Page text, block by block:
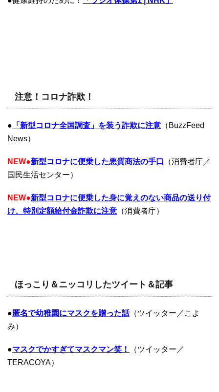
注意！コロナ詐欺！
● 「新型コロナ全国調査」を装う詐欺に注意 （BuzzFeed
News）
NEW●新型コロナに便乗した悪質商法の手口
（消費者庁／
国民生活センター）
NEW●新型コロナに便乗した身に覚えのない商品の送り付
け、特別定額給付金詐欺に注意 （消費者庁）
ほっこり＆ニッコリしたツイート＆記事
●匿名で幼稚園にマスクを贈った話（ツイッター／こよ
み）
●マスクでかすぎてマスクマン笑！
（ツイッター／
TERACOYA）